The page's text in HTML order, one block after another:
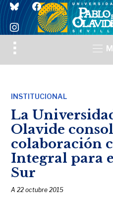
blueskyfacebook
instagram
Toggle
sidebar
INSTITUCIONAL
La
Olavide
colaboración
Integral para
Sur
A22 octubre 2015